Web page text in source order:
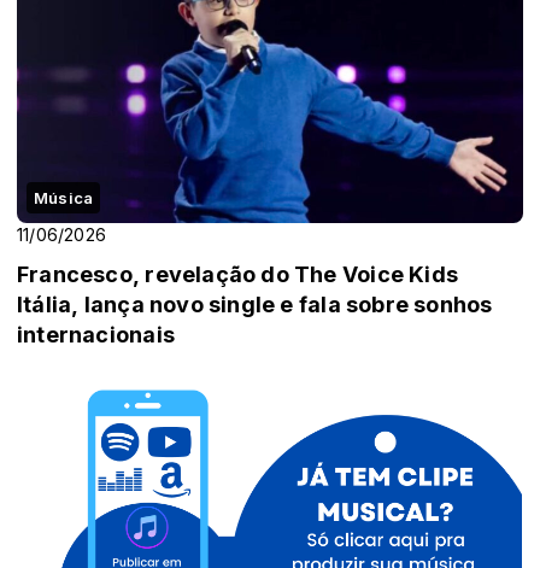
Música
11/06/2026
Francesco, revelação do The Voice Kids
Itália, lança novo single e fala sobre sonhos
internacionais